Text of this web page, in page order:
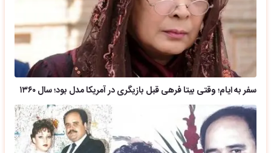
سفر به ایام؛ وقتی بیتا فرهی قبل بازیگری در آمریکا مدل بود؛ سال ۱۳۶۰